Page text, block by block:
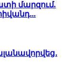
մարզում.